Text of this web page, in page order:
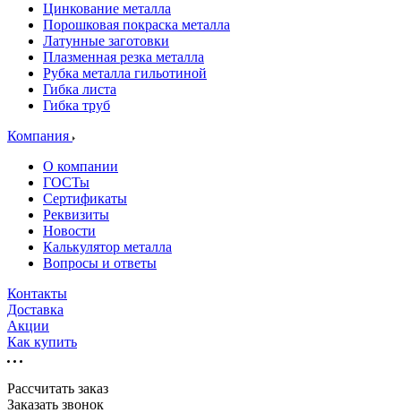
Цинкование металла
Порошковая покраска металла
Латунные заготовки
Плазменная резка металла
Рубка металла гильотиной
Гибка листа
Гибка труб
Компания
О компании
ГОСТы
Сертификаты
Реквизиты
Новости
Калькулятор металла
Вопросы и ответы
Контакты
Доставка
Акции
Как купить
Рассчитать заказ
Заказать звонок